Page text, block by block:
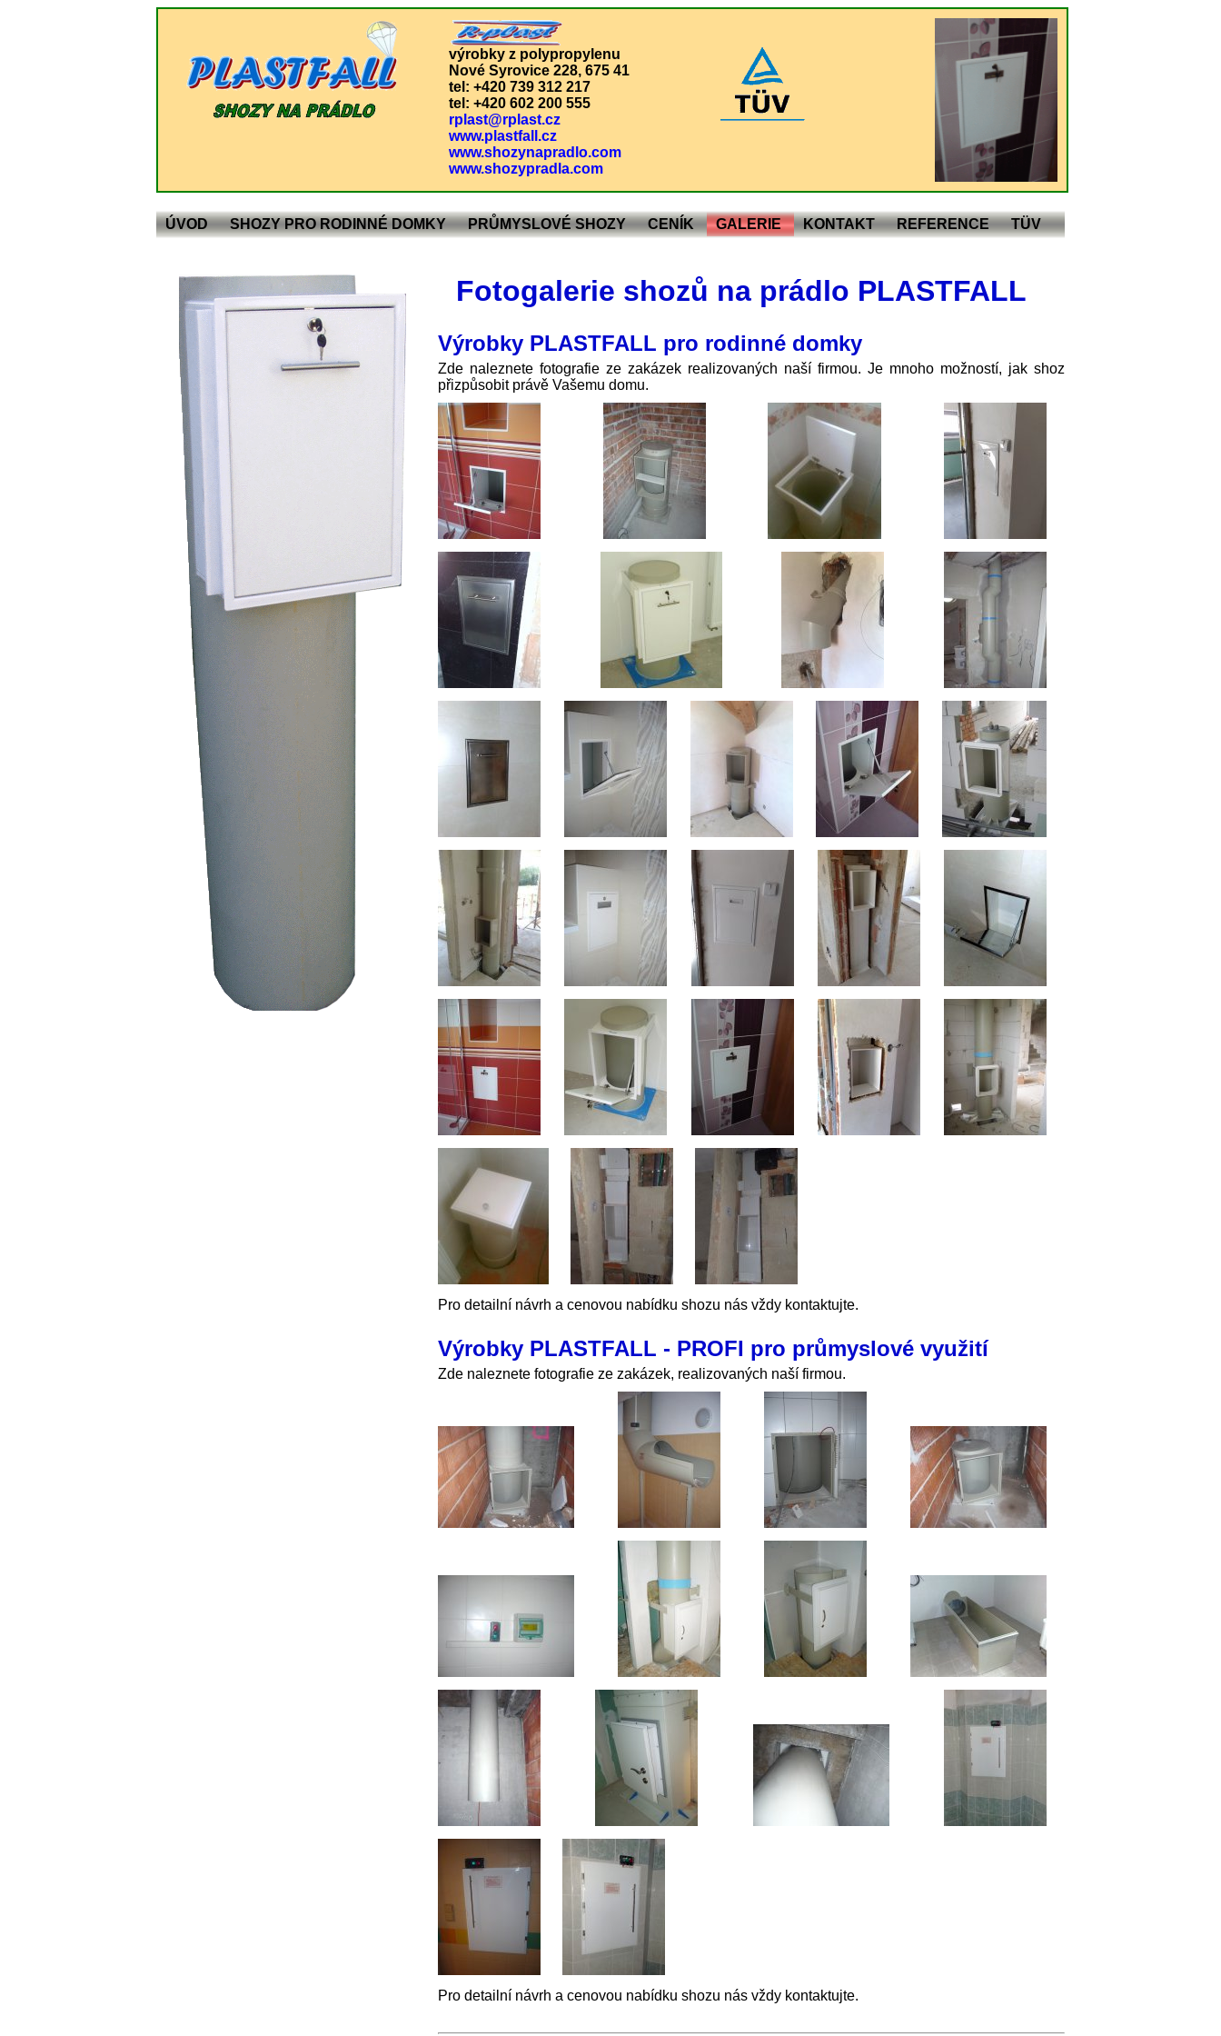
výrobky z polypropylenu
Nové Syrovice 228, 675 41
tel: +420 739 312 217
tel: +420 602 200 555
rplast@rplast.cz
www.plastfall.cz
www.shozynapradlo.com
www.shozypradla.com
ÚVOD SHOZY PRO RODINNÉ DOMKY PRŮMYSLOVÉ SHOZY CENÍK GALERIE KONTAKT REFERENCE TÜV
Fotogalerie shozů na prádlo PLASTFALL
Výrobky PLASTFALL pro rodinné domky
Zde naleznete fotografie ze zakázek realizovaných naší firmou. Je mnoho možností, jak shoz
přizpůsobit právě Vašemu domu.
Pro detailní návrh a cenovou nabídku shozu nás vždy kontaktujte.
Výrobky PLASTFALL - PROFI pro průmyslové využití
Zde naleznete fotografie ze zakázek, realizovaných naší firmou.
Pro detailní návrh a cenovou nabídku shozu nás vždy kontaktujte.